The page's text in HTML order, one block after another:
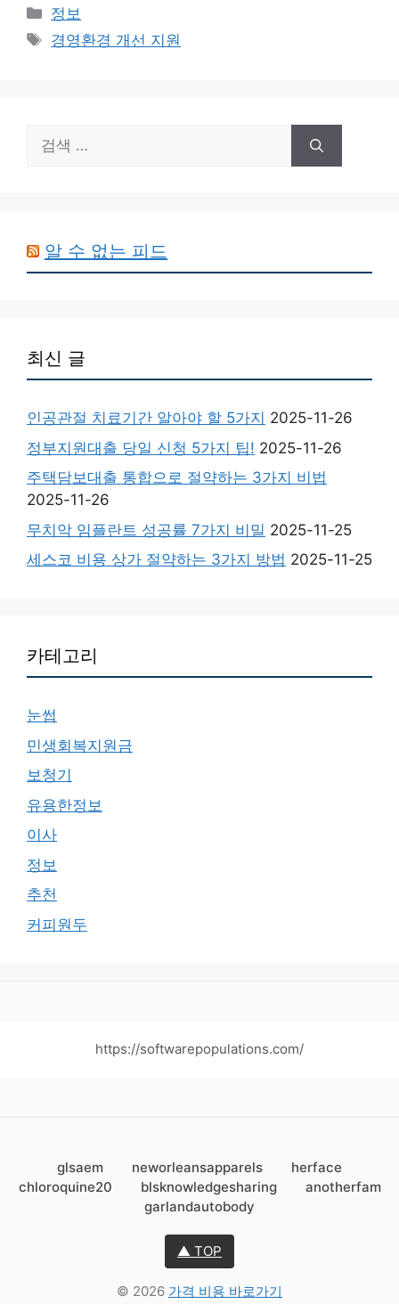
카
테
정보
태
경영환경 개선 지원
색:
알 수 없는 피드
최신 글
인공관절 치료기간 알아야 할 5가지 2025-11-26
정부지원대출 당일 신청 5가지 팁! 2025-11-26
주택담보대출 통합으로 절약하는 3가지 비법
2025-11-26
무치악 임플란트 성공률 7가지 비밀 2025-11-25
세스코 비용 상가 절약하는 3가지 방법 2025-11-25
카테고리
눈썹
민생회복지원금
보청기
유용한정보
이사
정보
추천
커피원두
https://softwarepopulations.com/
glsaem neworleansapparels
herface
chloroquine20
blsknowledgesharing
anotherfam
garlandautobody
▲ TOP
© 2026 가격 비용 바로가기